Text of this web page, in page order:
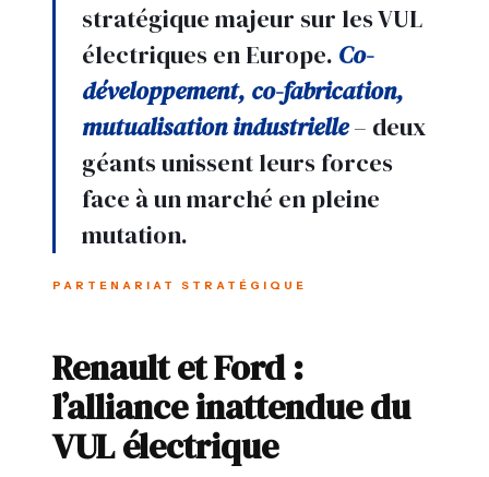
stratégique majeur sur les VUL
électriques en Europe. Co-
développement, co-fabrication,
mutualisation industrielle– deux
géants unissent leurs forces
face à un marché en pleine
mutation.
PARTENARIAT STRATÉGIQUE
Renault et Ford :
l’alliance inattendue du
VUL électrique